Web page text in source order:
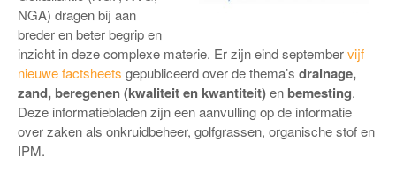
NGA) dragen bij aan
breder en beter begrip en
inzicht in deze complexe materie. Er zijn eind septembervijf
nieuwe factsheets gepubliceerd over de thema’s drainage,
zand, beregenen (kwaliteit en kwantiteit)en bemesting.
Deze informatiebladen zijn een aanvulling op de informatie
over zaken als onkruidbeheer, golfgrassen, organische stof en
IPM.